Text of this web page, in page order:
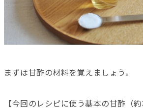
まずは甘酢の材料を覚えましょう。
【今回のレシピに使う基本の甘酢（約